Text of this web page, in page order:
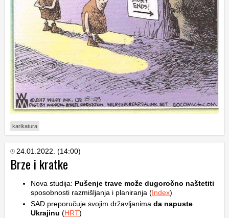
karikatura
24.01.2022. (14:00)
Brze i kratke
Nova studija: Pušenje trave može dugoročno naštetiti
sposobnosti razmišljanja i planiranja (Index)
SAD preporučuje svojim državljanima da napuste
Ukrajinu (HRT)